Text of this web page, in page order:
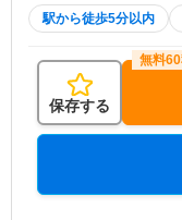
駅から徒歩5分以内
保存する